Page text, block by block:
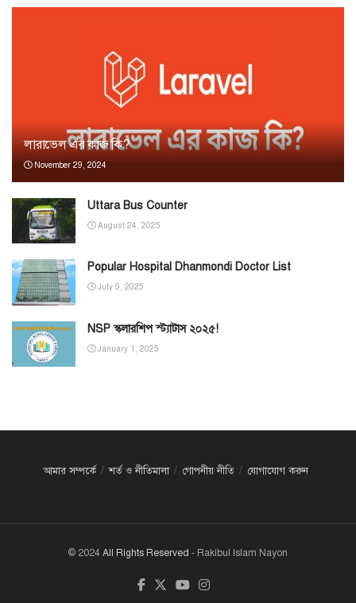
লারাভেল এর কাজ কি?
November 29, 2024
Uttara Bus Counter
August 24, 2025
Popular Hospital Dhanmondi Doctor List
July 9, 2025
NSP স্কলারশিপ স্ট্যাটাস ২০২৫!
January 1, 2025
আমার সম্পর্কে শর্ত ও নীতিমালা গোপনীয় নীতি যোগাযোগ করুন
© 2024 All Rights Reserved - Rakibul Islam Nayon